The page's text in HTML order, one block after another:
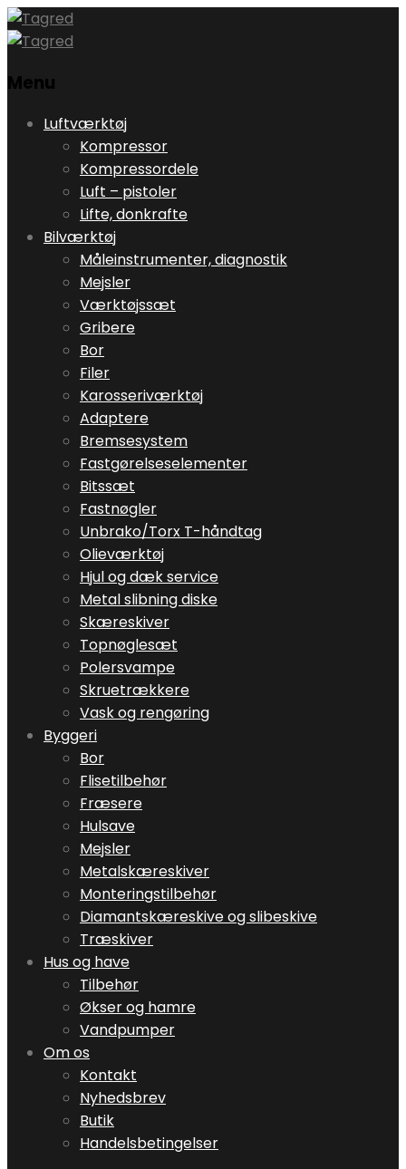
Menu
Skip
content
Luftværktøj
Kompressor
Kompressordele
Luft – pistoler
Lifte, donkrafte
Bilværktøj
Måleinstrumenter, diagnostik
Mejsler
Værktøjssæt
Gribere
Bor
Filer
Karosseriværktøj
Adaptere
Bremsesystem
Fastgørelseselementer
Bitssæt
Fastnøgler
Unbrako/Torx T-håndtag
Olieværktøj
Hjul og dæk service
Metal slibning diske
Skæreskiver
Topnøglesæt
Polersvampe
Skruetrækkere
Vask og rengøring
Byggeri
Bor
Flisetilbehør
Fræsere
Hulsave
Mejsler
Metalskæreskiver
Monteringstilbehør
Diamantskæreskive og slibeskive
Træskiver
Hus og have
Tilbehør
Økser og hamre
Vandpumper
Om os
Kontakt
Nyhedsbrev
Butik
Handelsbetingelser